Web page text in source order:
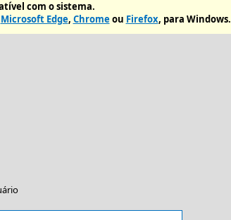
com o sistema.
Microsoft Edge, Chromeou Firefox, para Windows.